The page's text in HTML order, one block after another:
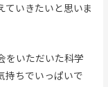
ていきたいと思いま
をいただいた科学
持ちでいっぱいで